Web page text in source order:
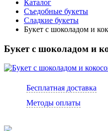
Каталог
Съедобные букеты
Сладкие букеты
Букет с шоколадом и
Букет с шоколадом и
Бесплатная доставка
Методы оплаты